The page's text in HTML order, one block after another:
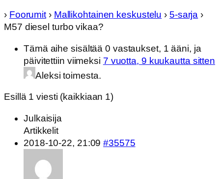
› Foorumit › Mallikohtainen keskustelu › 5-sarja ›
M57 diesel turbo vikaa?
Tämä aihe sisältää 0 vastaukset, 1 ääni, ja
päivitettiin viimeksi 7 vuotta, 9 kuukautta sitten
Aleksi toimesta.
Esillä 1 viesti (kaikkiaan 1)
Julkaisija
Artikkelit
2018-10-22, 21:09 #35575